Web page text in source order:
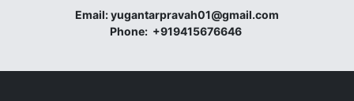
Email:yugantarpravah01@gmail.com
Phone: +919415676646